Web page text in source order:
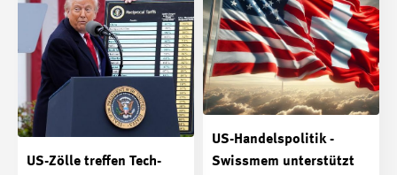
US-Handelspolitik -
Swissmem unterstützt
US-Zölle treffen Tech-